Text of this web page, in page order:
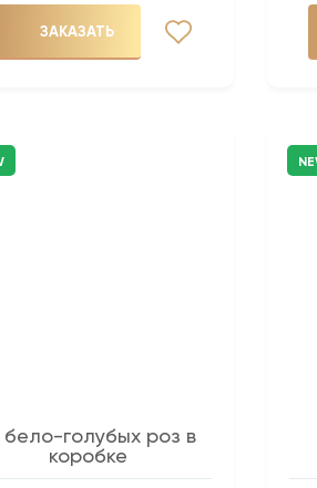
ЗАКАЗАТЬ
бело-голубых роз в
коробке